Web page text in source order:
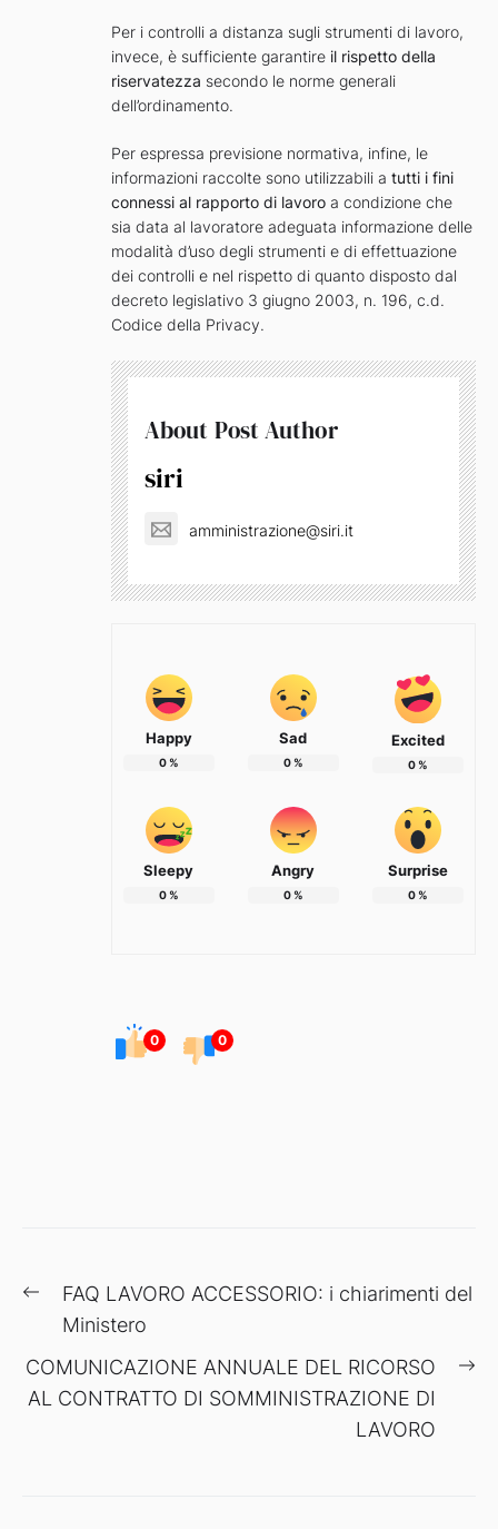
Per i controlli a distanza sugli strumenti di lavoro,
invece, è sufficiente garantire il rispetto della
riservatezza secondo le norme generali
dell’ordinamento.
Per espressa previsione normativa, infine, le
informazioni raccolte sono utilizzabili a tutti i fini
connessi al rapporto di lavoro a condizione che
sia data al lavoratore adeguata informazione delle
modalità d’uso degli strumenti e di effettuazione
dei controlli e nel rispetto di quanto disposto dal
decreto legislativo 3 giugno 2003, n. 196, c.d.
Codice della Privacy.
About Post Author
siri
amministrazione@siri.it
Happy
0%
Sad
0%
Excited
0%
Sleepy
0%
Angry
0%
Surprise
0%
0 0
Navigazione
articoli
Previous
post:
FAQ LAVORO ACCESSORIO: i chiarimenti del
Ministero
COMUNICAZIONE ANNUALE DEL RICORSO
AL CONTRATTO DI SOMMINISTRAZIONE DI
LAVORO